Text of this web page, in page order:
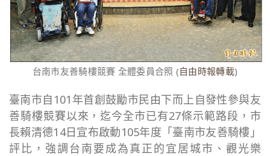
台南市友善騎樓競賽 全體委員合照 (自由時報轉載)
臺南市自101年首創鼓勵市民由下而上自發性參與友
善騎樓競賽以來，迄今全市已有27條示範路段，市
長賴清德14日宣布啟動105年度「臺南市友善騎樓」
評比，強調台南要成為真正的宜居城市、觀光樂